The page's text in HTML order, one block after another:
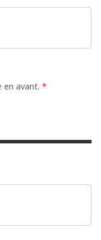
en avant. *